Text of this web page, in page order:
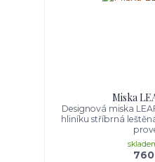
Miska
Designová miska
hliníku stříbrná